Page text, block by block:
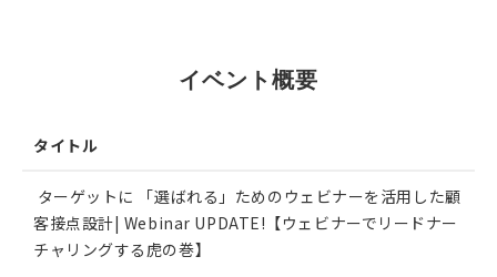
イベント概要
タイトル
ターゲットに 「選ばれる」ためのウェビナーを活用した顧
客接点設計| Webinar UPDATE!【ウェビナーでリードナー
チャリングする虎の巻】